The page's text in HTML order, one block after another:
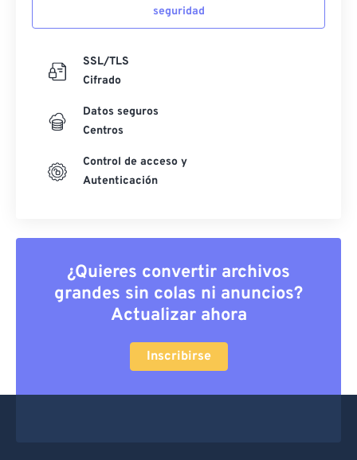
seguridad
SSL/TLS
Cifrado
Datos seguros
Centros
Control de acceso y
Autenticación
¿Quieres convertir archivos
grandes sin colas ni anuncios?
Actualizar ahora
Inscribirse